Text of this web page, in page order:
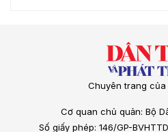
Chuyên trang của
Cơ quan chủ quản: Bộ
Số giấy phép: 146/GP-